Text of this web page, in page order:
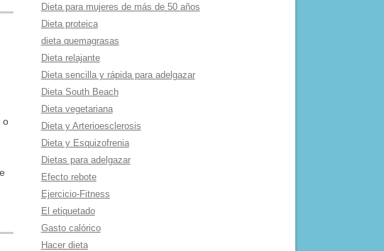
o
Dieta para mujeres de más de 50 años
Dieta proteica
dieta quemagrasas
Dieta relajante
Dieta sencilla y rápida para adelgazar
Dieta South Beach
Dieta vegetariana
Dieta y Arterioesclerosis
Dieta y Esquizofrenia
Dietas para adelgazar
Efecto rebote
Ejercicio-Fitness
El etiquetado
Gasto calórico
Hacer dieta